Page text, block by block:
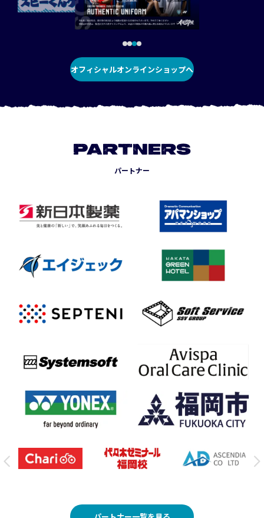
オフィシャルオンラインショップへ
PARTNERS
パートナー